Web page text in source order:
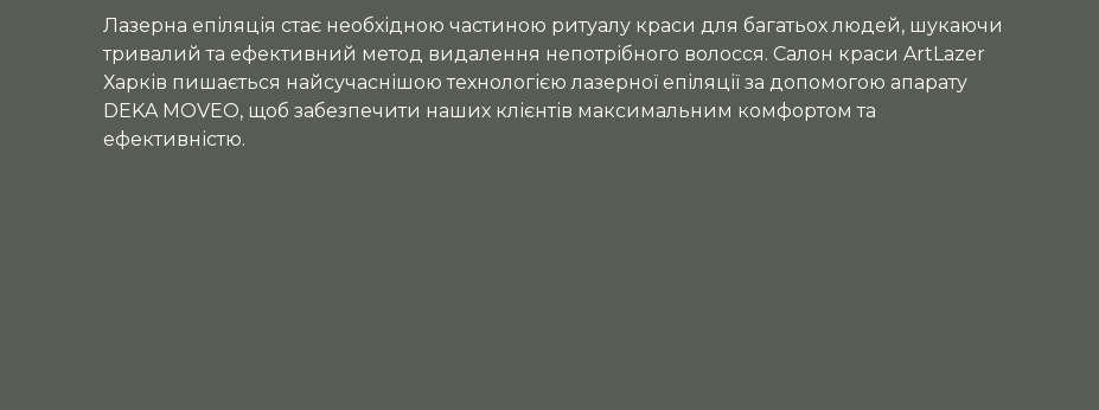
Лазерна епіляція стає необхідною частиною ритуалу краси для багатьох людей, шукаючи
тривалий та ефективний метод видалення непотрібного волосся. Салон краси ArtLazer
Харків пишається найсучаснішою технологією лазерної епіляції за допомогою апарату
DEKA MOVEO, щоб забезпечити наших клієнтів максимальним комфортом та
ефективністю.